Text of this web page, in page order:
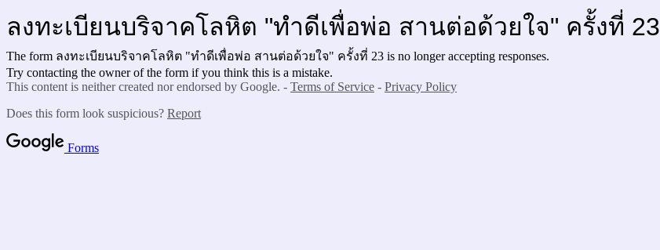
ลงทะเบียนบริจาคโลหิต "ทำดีเพื่อพ่อ สานต่อด้วยใจ" ครั้งที่ 23
The form ลงทะเบียนบริจาคโลหิต "ทำดีเพื่อพ่อ สานต่อด้วยใจ" ครั้งที่ 23 is no longer accepting responses.
Try contacting the owner of the form if you think this is a mistake.
This content is neither created nor endorsed by Google. - Terms of Service - Privacy Policy
Does this form look suspicious? Report
Forms